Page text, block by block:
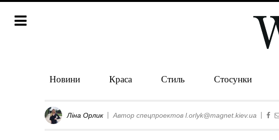
Новини Краса Стиль Стосунки
Ліна Орлик Автор спецпроектов l.orlyk@magnet.kiev.ua